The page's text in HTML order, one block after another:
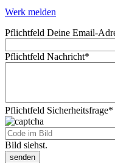
Werk melden
Pflichtfeld Deine Email-
Pflichtfeld Nachricht*
Pflichtfeld Sicherheitsfrage*
Bild siehst.
senden